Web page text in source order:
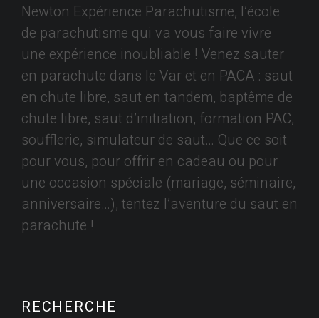
Newton Expérience Parachutisme, l’école
de parachutisme qui va vous faire vivre
une expérience inoubliable ! Venez sauter
en parachute dans le Var et en PACA : saut
en chute libre, saut en tandem, baptême de
chute libre, saut d’initiation, formation PAC,
soufflerie, simulateur de saut… Que ce soit
pour vous, pour offrir en cadeau ou pour
une occasion spéciale (mariage, séminaire,
anniversaire…), tentez l’aventure du saut en
parachute !
RECHERCHE